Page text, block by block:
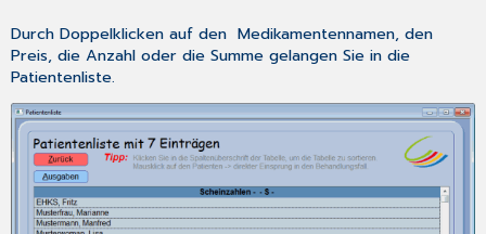
DurchDoppelklicken auf den Medikamentennamen, den
Preis, die Anzahl oder die Summe gelangen Sie in die
Patientenliste.